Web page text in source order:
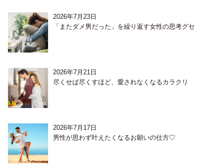
2026年7月23日
「またダメ男だった」を繰り返す女性の思考グセ
2026年7月21日
尽くせば尽くすほど、愛されなくなるカラクリ
2026年7月17日
男性が思わず叶えたくなるお願いの仕方♡